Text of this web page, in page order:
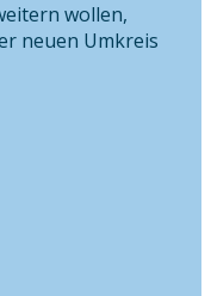
wollen,
neuen Umkreis